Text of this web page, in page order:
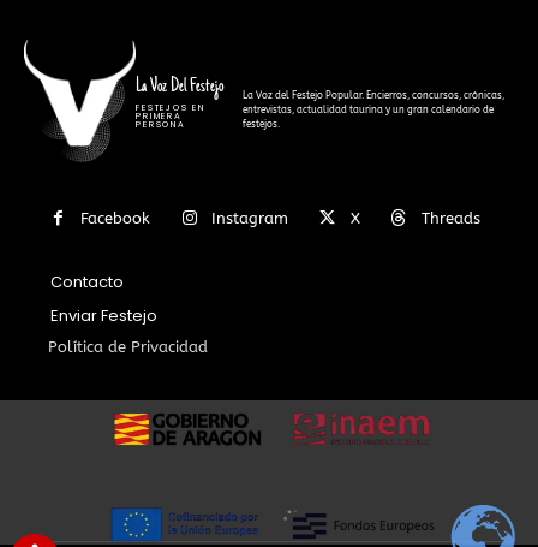
La Voz Del Festejo
FESTEJOS EN
PRIMERA
PERSONA
La Voz del Festejo Popular. Encierros, concursos, crónicas,
entrevistas, actualidad taurina y un gran calendario de
festejos.
Facebook Instagram X Threads
Contacto
Enviar Festejo
Política de Privacidad